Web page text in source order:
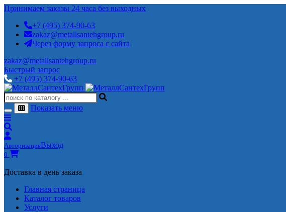
Принимаем заказы 24 часа без выходных
+7 (495) 374-90-63
zakaz@metallsantehgroup.ru
Через форму запроса с сайта
zakaz@metallsantehgroup.ru
Быстрый запрос
+7 (495) 374-90-63
Показать меню
АвторизацияВыход
0
Доставка в день заказа
Главная страница
Каталог товаров
Услуги